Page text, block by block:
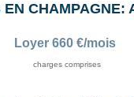
Loyer 660 €/mois
charges comprises